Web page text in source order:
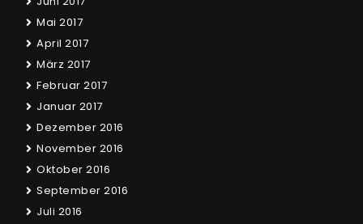
Mai 2017
April 2017
März 2017
Februar 2017
Januar 2017
Dezember 2016
November 2016
Oktober 2016
September 2016
Juli 2016